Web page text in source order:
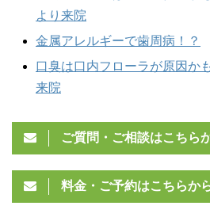
より来院
金属アレルギーで歯周病！？
口臭は口内フローラが原因か
来院
ご質問・ご相談はこちら
料金・ご予約はこちらか